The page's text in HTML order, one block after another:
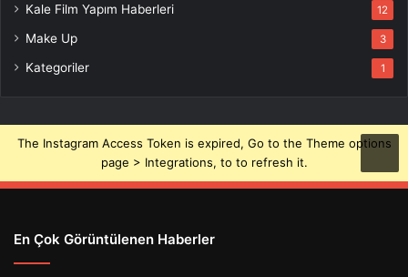
Kale Film Yapım Haberleri 12
Make Up 3
Kategoriler 1
The Instagram Access Token is expired, Go to the Theme options
page > Integrations, to to refresh it.
En Çok Görüntülenen Haberler